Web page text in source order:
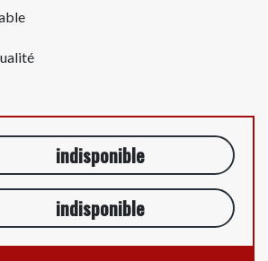
indisponible
indisponible